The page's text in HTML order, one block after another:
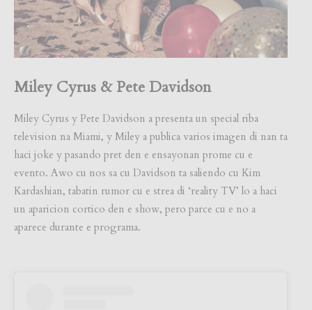
Miley Cyrus & Pete Davidson
Miley Cyrus y Pete Davidson a presenta un special riba
television na Miami, y Miley a publica varios imagen di nan ta
haci joke y pasando pret den e ensayonan prome cu e
evento. Awo cu nos sa cu Davidson ta saliendo cu Kim
Kardashian, tabatin rumor cu e strea di ‘reality TV’ lo a haci
un aparicion cortico den e show, pero parce cu e no a
aparece durante e programa.